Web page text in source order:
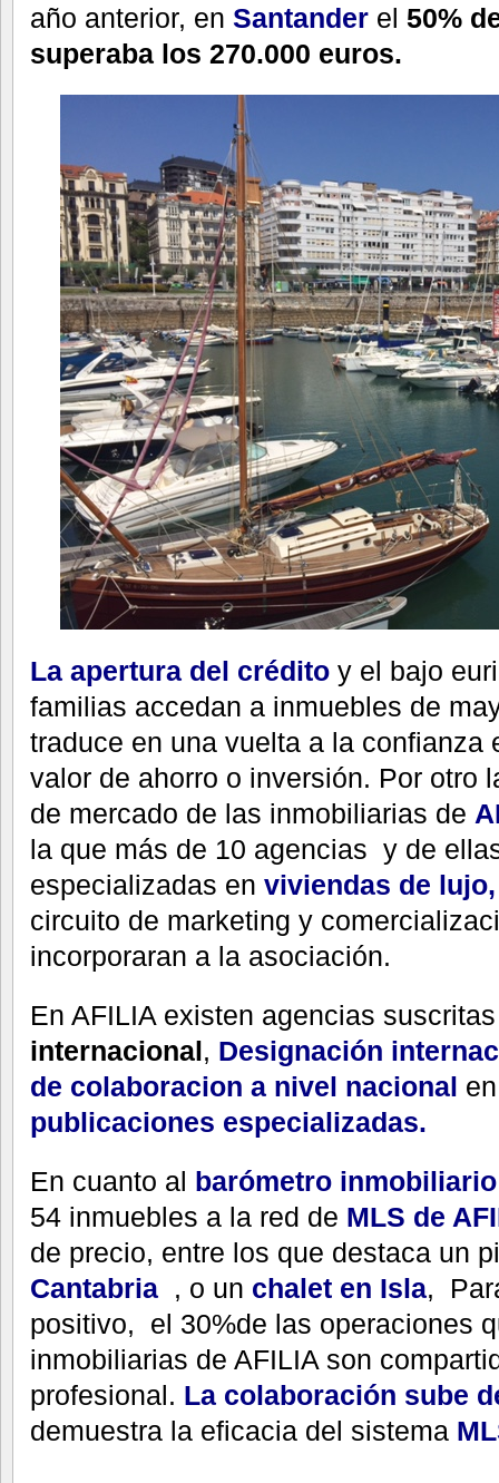
año anterior, en Santander el 50%
superaba los 270.000 euros.
La apertura del crédito y el bajo
familias accedan a inmuebles de
traduce en una vuelta a la confianza
valor de ahorro o inversión. Por otro
de mercado de las inmobiliarias de
la que más de 10 agencias y de
especializadas en viviendas de
circuito de marketing y
incorporaran a la asociación.
En AFILIA existen agencias
internacional, Designación
de colaboracion a nivel nacional
publicaciones especializadas.
En cuanto al barómetro inmobiliario
54 inmuebles a la red de MLS de
de precio, entre los que destaca un
Cantabria , o un chalet en Isla,
positivo, el 30%de las operaciones
inmobiliarias de AFILIA son
profesional. La colaboración sube
demuestra la eficacia del sistema